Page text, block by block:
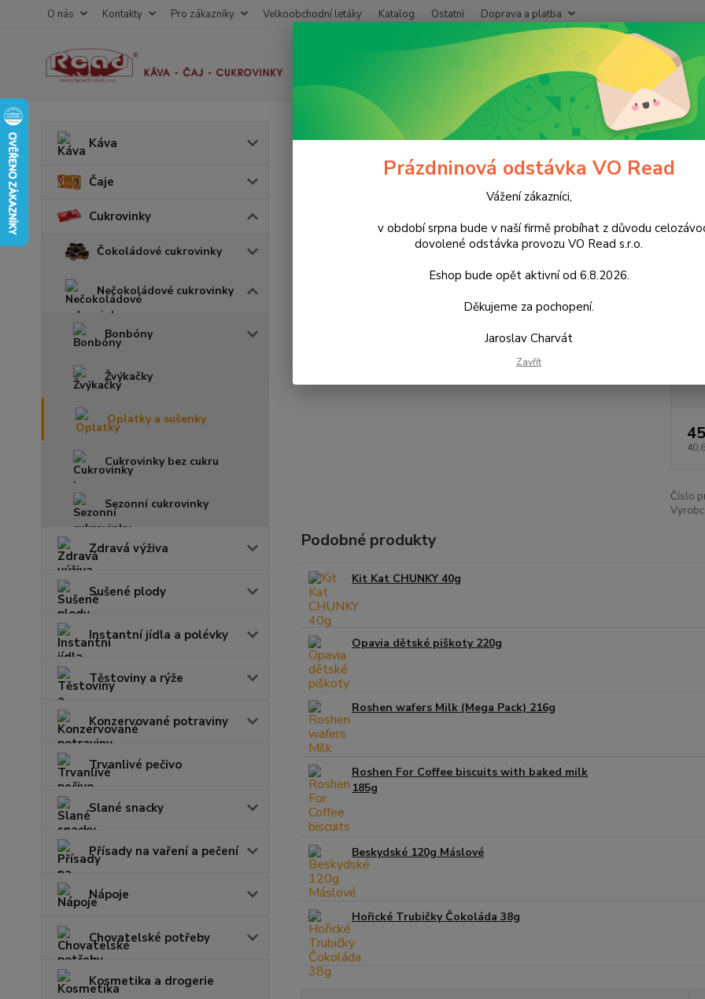
O nás Kontakty Pro zákazníky Velkoobchodní letáky Katalog Ostatní Doprava a platba
Po -
Káva
Čaje
Cukrovinky
Čokoládové cukrovinky
Nečokoládové cukrovinky
Bonbóny
Žvýkačky
Oplatky a sušenky
Cukrovinky bez cukru
Sezonní cukrovinky
Zdravá výživa
Sušené plody
Instantní jídla a polévky
Těstoviny a rýže
Konzervované potraviny
Trvanlivé pečivo
Slané snacky
Přísady na vaření a pečení
Nápoje
Chovatelské potřeby
Kosmetika a drogerie
Cukrovinky Nečokoládové cukrovinky Oplatky a sušenky Figaro
Figaro Čokopiškoty Malina 147g
cena
15%
Číslo
Podobné produkty
Kit Kat CHUNKY 40g
Opavia dětské piškoty 220g
Roshen wafers Milk (Mega Pack) 216g
Roshen For Coffee biscuits with baked milk
185g
Beskydské 120g Máslové
Hořické Trubičky Čokoláda 38g
Prázdninová odstávka VO Read
Vážení zákazníci,
v období srpna bude v naší firmě probíhat z důvodu
dovolené odstávka provozu VO Read s.r.o.
Eshop bude opět aktivní od 6.8.2026.
Děkujeme za pochopení.
Jaroslav Charvát
Zavřít